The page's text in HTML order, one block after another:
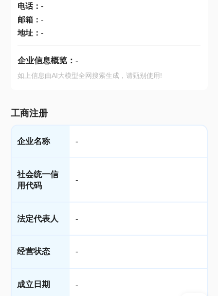
电话： -
邮箱： -
地址： -
企业信息概览： -
如上信息由AI大模型全网搜索生成，请甄别使用!
工商注册
企业名称 -
社会统一信
用代码
-
法定代表人 -
经营状态 -
成立日期 -